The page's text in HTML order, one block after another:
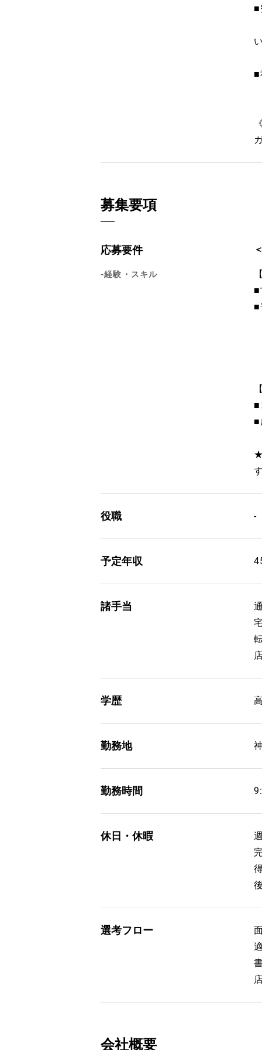
■
■
募集要項
応募要件
-経験・スキル
■
■
■
■
★
役職 -
予定年収
諸手当
学歴
勤務地
勤務時間
休日・休暇
選考フロー
会社概要